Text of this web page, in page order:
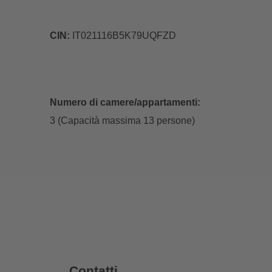
CIN: IT021116B5K79UQFZD
Numero di camere/appartamenti:
3 (Capacità massima 13 persone)